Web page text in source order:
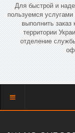
Для быстрой и
пользуемся
выполнить заказ
территории
отделение
Показать